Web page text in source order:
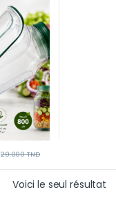
29.000TND
Voici le seul résultat